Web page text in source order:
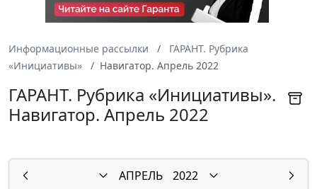
Информационные рассылки
ГАРАНТ. Рубрика
«Инициативы»
Навигатор. Апрель 2022
ГАРАНТ. Рубрика «Инициативы».
Навигатор. Апрель 2022
АПРЕЛЬ
2022